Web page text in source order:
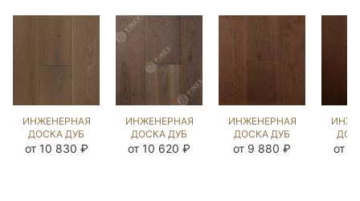
ИНЖЕНЕРНАЯ
ДОСКА ДУБ
БЬЁРН
от 10 830 ₽
ИНЖЕНЕРНАЯ
ДОСКА ДУБ
RIBBLE
от 10 620 ₽
ИНЖЕНЕРНАЯ
ДОСКА ДУБ
СИЛ БРАУН
от 9 880 ₽ от